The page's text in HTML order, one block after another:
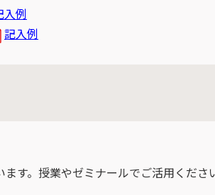
入例
記入例
す。授業やゼミナールでご活用くださ